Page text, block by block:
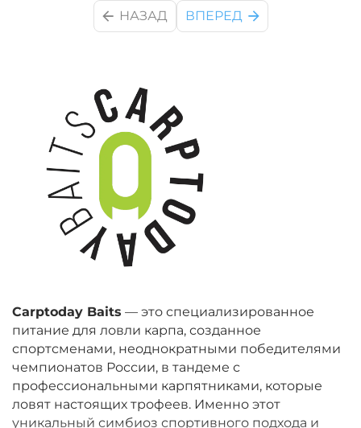
Carptoday Baits — это специализированное
питание для ловли карпа, созданное
спортсменами, неоднократными победителями
чемпионатов России, в тандеме с
профессиональными карпятниками, которые
ловят настоящих трофеев. Именно этот
уникальный симбиоз спортивного подхода и
НАЗАД ВПЕРЕД